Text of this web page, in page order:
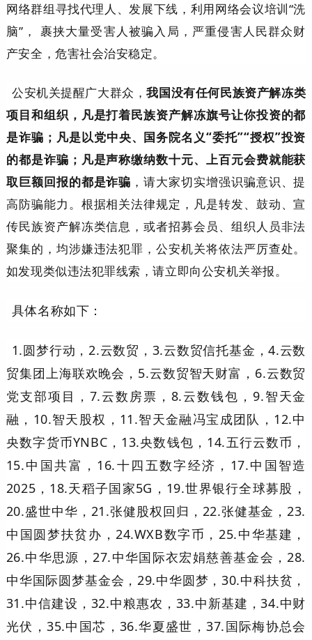
网络群组寻找代理人、发展下线，利用网络会议培训“洗
脑”， 裹挟大量受害人被骗入局，严重侵害人民群众财
产安全，危害社会治安稳定。
公安机关提醒广大群众，我国没有任何民族资产解冻类
项目和组织，凡是打着民族资产解冻旗号让你投资的都
是诈骗；凡是以党中央、国务院名义“委托”“授权”投资
的都是诈骗；凡是声称缴纳数十元、上百元会费就能获
取巨额回报的都是诈骗 ，请大家切实增强识骗意识、提
高防骗能力。根据相关法律规定，凡是转发、鼓动、宣
传民族资产解冻类信息，或者招募会员、组织人员非法
聚集的，均涉嫌违法犯罪，公安机关将依法严厉查处。
如发现类似违法犯罪线索，请立即向公安机关举报。
具体名称如下：
1.圆梦行动，2.云数贸，3.云数贸信托基金，4.云数
贸集团上海联欢晚会，5.云数贸智天财富，6.云数贸
党支部项目，7.云数房票，8.云数钱包，9.智天金
融，10.智天股权，11.智天金融冯宝成团队，12.中
央数字货币YNBC，13.央数钱包，14.五行云数币，
15.中国共富，16.十四五数字经济，17.中国智造
2025，18.天稻子国家5G，19.世界银行全球募股，
20.盛世中华，21.张健股权回归，22.张健基金，23.
中国圆梦扶贫办，24.WXB数字币，25.中华基建，
26.中华思源，27.中华国际衣宏娟慈善基金会，28.
中华国际圆梦基金会，29.中华圆梦，30.中科扶贫，
31.中信建设，32.中粮惠农，33.中新基建，34.中财
光伏，35.中国芯，36.华夏盛世，37.国际梅协总会